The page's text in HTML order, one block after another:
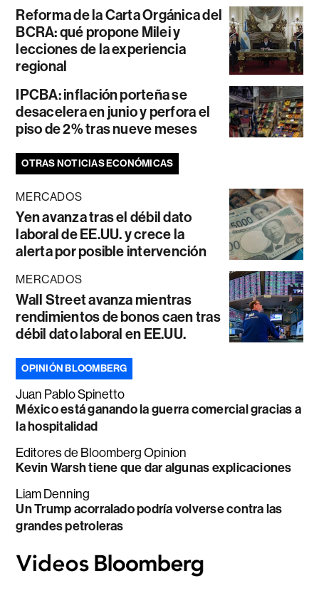
Reforma de la Carta Orgánica del
BCRA: qué propone Milei y
lecciones de la experiencia
regional
IPCBA: inflación porteña se
desacelera en junio y perfora el
piso de 2% tras nueve meses
OTRAS NOTICIAS ECONÓMICAS
MERCADOS
Yen avanza tras el débil dato
laboral de EE.UU. y crece la
alerta por posible intervención
MERCADOS
Wall Street avanza mientras
rendimientos de bonos caen tras
débil dato laboral en EE.UU.
OPINIÓN BLOOMBERG
Juan Pablo Spinetto
México está ganando la guerra comercial gracias a
la hospitalidad
Editores de Bloomberg Opinion
Kevin Warsh tiene que dar algunas explicaciones
Liam Denning
Un Trump acorralado podría volverse contra las
grandes petroleras